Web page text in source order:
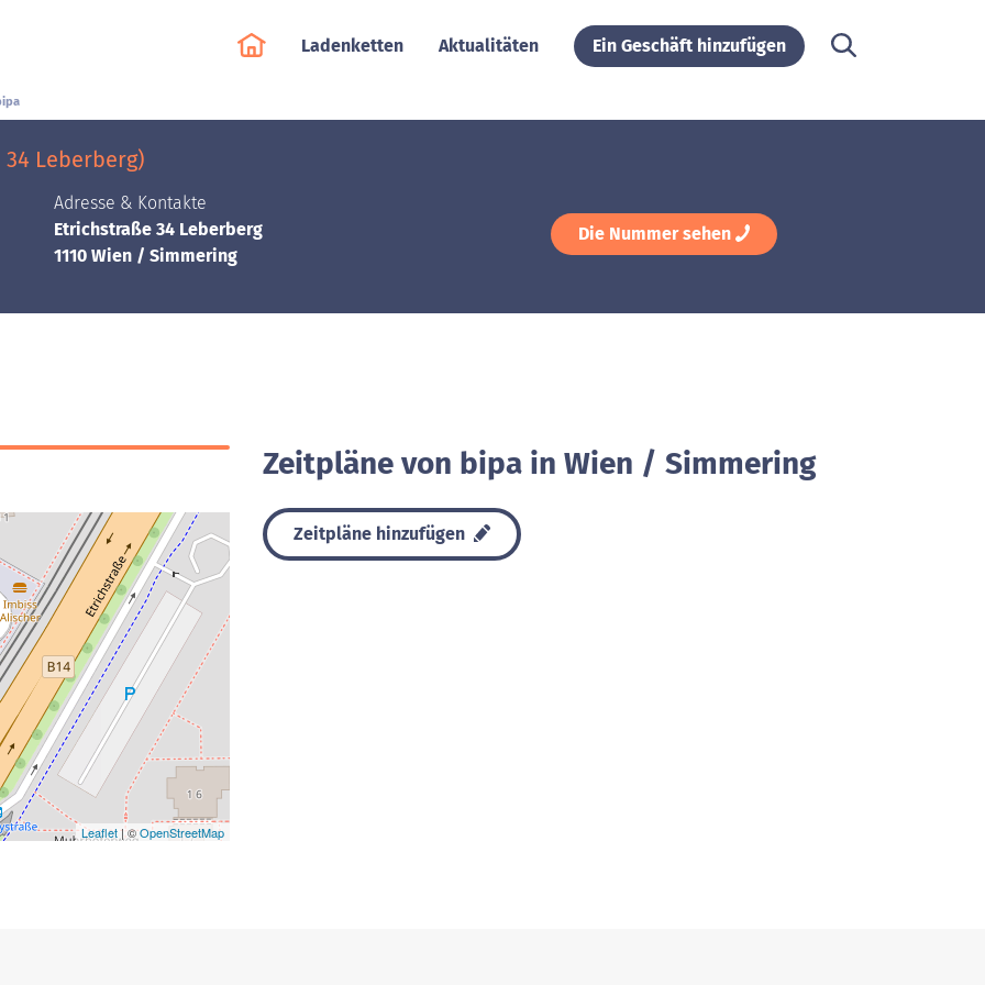
Ladenketten Aktualitäten Ein Geschäft hinzufügen
Leberberg)
Adresse & Kontakte
Etrichstraße 34 Leberberg
1110 Wien / Simmering
Die Nummer sehen
Leaflet| ©OpenStreetMap
Zeitpläne von bipa in Wien / Simmering
Zeitpläne hinzufügen